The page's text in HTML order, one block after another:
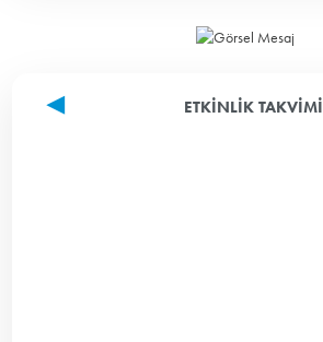
ETKINLIK TAKVIMI